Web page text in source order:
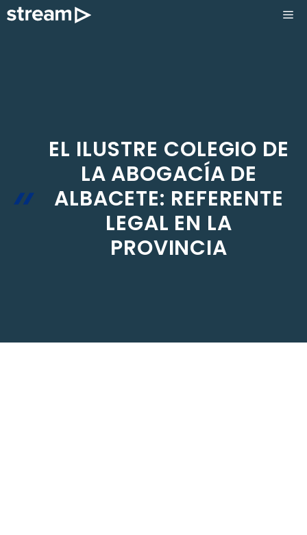
Saltar
EL ILUSTRE COLEGIO DE
LA ABOGACÍA DE
ALBACETE: REFERENTE
LEGAL EN LA
PROVINCIA